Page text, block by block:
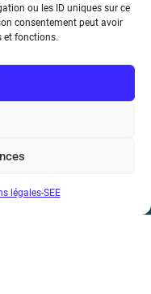
ou les ID uniques sur ce
consentement peut avoir
et fonctions.
légales-SEE
et des Technologies
Ligne 9
: 9412Z TVA intra-